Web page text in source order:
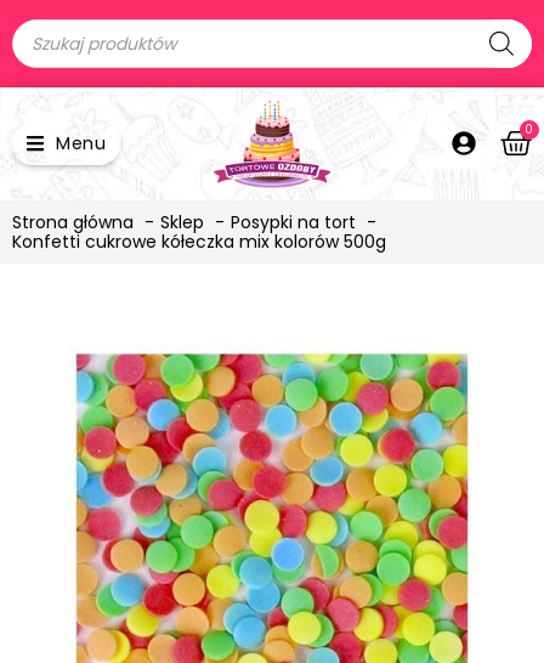
Menu
0
Strona główna Sklep
Posypki na tort
Konfetti cukrowe kółeczka mix kolorów 500g